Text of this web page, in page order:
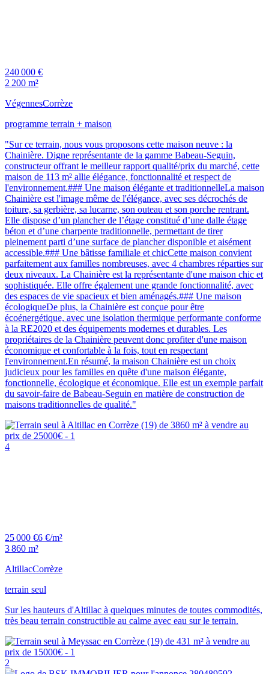
240 000 €
2 200 m²
VégennesCorrèze
programme terrain + maison
"Sur ce terrain, nous vous proposons cette maison neuve : la
Chainière. Digne représentante de la gamme Babeau-Seguin,
constructeur offrant le meilleur rapport qualité/prix du marché, cette
maison de 113 m² allie élégance, fonctionnalité et respect de
l'environnement.### Une maison élégante et traditionnelleLa maison
Chainière est l'image même de l'élégance, avec ses décrochés de
toiture, sa gerbière, sa lucarne, son outeau et son porche rentrant.
Elle dispose d’un plancher de l’étage constitué d’une dalle étage
béton et d’une charpente traditionnelle, permettant de tirer
pleinement parti d’une surface de plancher disponible et aisément
accessible.### Une bâtisse familiale et chicCette maison convient
parfaitement aux familles nombreuses, avec 4 chambres réparties sur
deux niveaux. La Chainière est la représentante d'une maison chic et
sophistiquée. Elle offre également une grande fonctionnalité, avec
des espaces de vie spacieux et bien aménagés.### Une maison
écologiqueDe plus, la Chainière est conçue pour être
écoénergétique, avec une isolation thermique performante conforme
à la RE2020 et des équipements modernes et durables. Les
propriétaires de la Chainière peuvent donc profiter d'une maison
économique et confortable à la fois, tout en respectant
l'environnement.En résumé, la maison Chainière est un choix
judicieux pour les familles en quête d'une maison élégante,
fonctionnelle, écologique et économique. Elle est un exemple parfait
du savoir-faire de Babeau-Seguin en matière de construction de
maisons traditionnelles de qualité."
4
25 000 €6 €/m²
3 860 m²
AltillacCorrèze
terrain seul
Sur les hauteurs d'Altillac à quelques minutes de toutes commodités,
très beau terrain constructible au calme avec eau sur le terrain.
2